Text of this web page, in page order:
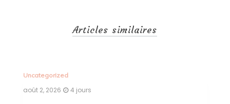
Articles similaires
Uncategorized
août 2, 2026 4 jours